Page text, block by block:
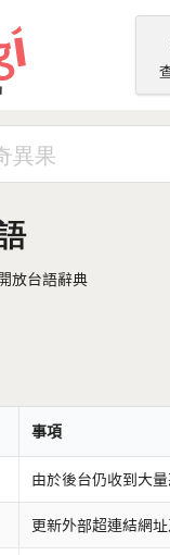
放台語辭典
事項
由於後台仍收到大
更新外部超連結網址